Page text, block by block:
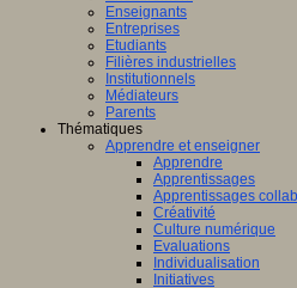
Enseignants
Entreprises
Etudiants
Filières industrielles
Institutionnels
Médiateurs
Parents
Thématiques
Apprendre et enseigner
Apprendre
Apprentissages
Apprentissages
Créativité
Culture numérique
Evaluations
Individualisation
Initiatives